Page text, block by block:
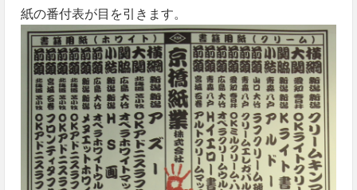
紙の番付表が目を引きます。